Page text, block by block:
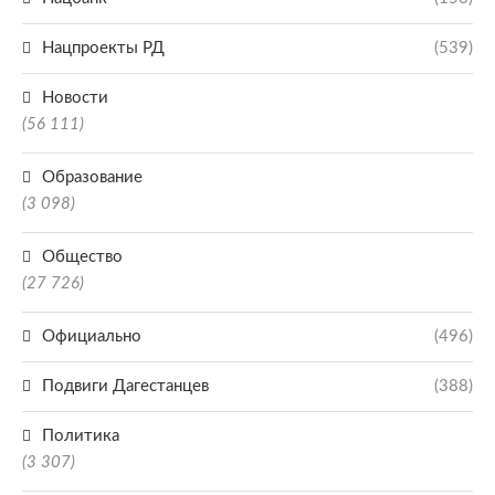
Нацпроекты РД (539)
Новости
(56 111)
Образование
(3 098)
Общество
(27 726)
Официально (496)
Подвиги Дагестанцев (388)
Политика
(3 307)